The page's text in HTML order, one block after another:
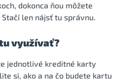
dokonca ňou môžete
len nájsť tu správnu.
využívať?
jednotlivé kreditné karty
si, ako a na čo budete kartu